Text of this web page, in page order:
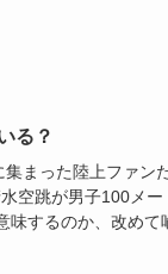
る？
まった陸上ファン
空跳が男子100メー
味するのか、改めて